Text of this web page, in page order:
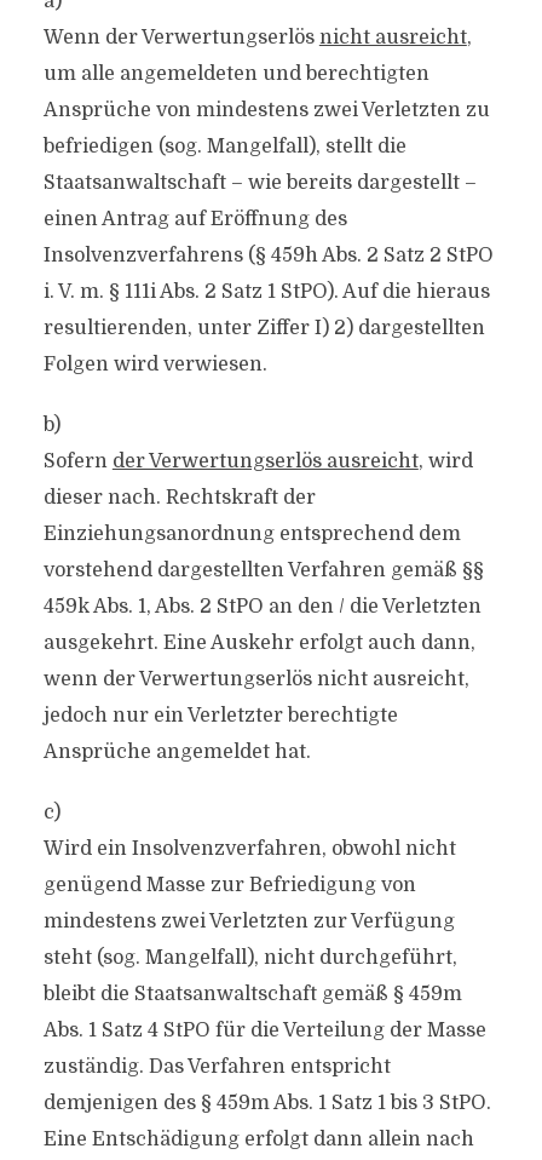
Wenn der Verwertungserlös nicht ausreicht,
um alle angemeldeten und berechtigten
Ansprüche von mindestens zwei Verletzten zu
befriedigen (sog. Mangelfall), stellt die
Staatsanwaltschaft – wie bereits dargestellt –
einen Antrag auf Eröffnung des
Insolvenzverfahrens (§ 459h Abs. 2 Satz 2 StPO
i. V. m. § 111i Abs. 2 Satz 1 StPO). Auf die hieraus
resultierenden, unter Ziffer I) 2) dargestellten
Folgen wird verwiesen.
b)
Sofern der Verwertungserlös ausreicht, wird
dieser nach. Rechtskraft der
Einziehungsanordnung entsprechend dem
vorstehend dargestellten Verfahren gemäß §§
459k Abs. 1, Abs. 2 StPO an den / die Verletzten
ausgekehrt. Eine Auskehr erfolgt auch dann,
wenn der Verwertungserlös nicht ausreicht,
jedoch nur ein Verletzter berechtigte
Ansprüche angemeldet hat.
c)
Wird ein Insolvenzverfahren, obwohl nicht
genügend Masse zur Befriedigung von
mindestens zwei Verletzten zur Verfügung
steht (sog. Mangelfall), nicht durchgeführt,
bleibt die Staatsanwaltschaft gemäß § 459m
Abs. 1 Satz 4 StPO für die Verteilung der Masse
zuständig. Das Verfahren entspricht
demjenigen des § 459m Abs. 1 Satz 1 bis 3 StPO.
Eine Entschädigung erfolgt dann allein nach